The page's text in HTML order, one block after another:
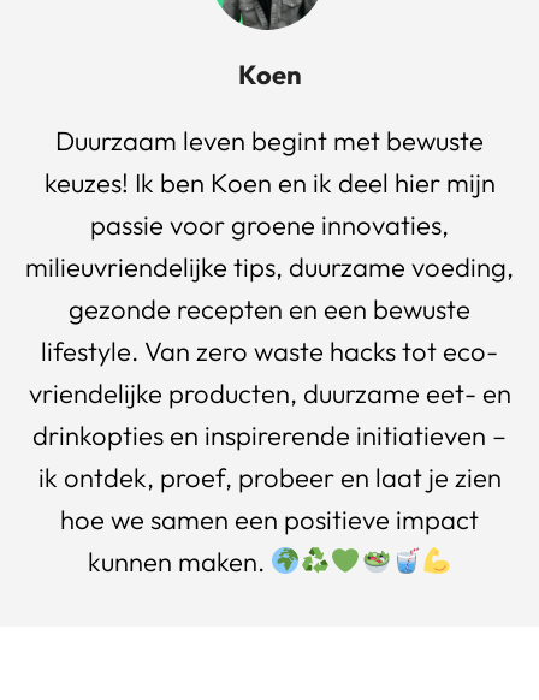
Koen
Duurzaam leven begint met bewuste
keuzes! Ik ben Koen en ik deel hier mijn
passie voor groene innovaties,
milieuvriendelijke tips, duurzame voeding,
gezonde recepten en een bewuste
lifestyle. Van zero waste hacks tot eco-
vriendelijke producten, duurzame eet- en
drinkopties en inspirerende initiatieven –
ik ontdek, proef, probeer en laat je zien
hoe we samen een positieve impact
kunnen maken.